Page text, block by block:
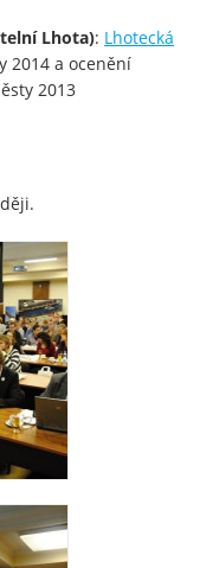
Lhota): Lhotecká
2014 a ocenění
2013